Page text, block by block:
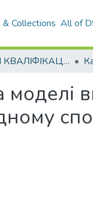
& Collections All of
ВИПУСКНІ КВАЛІФІКАЦІЙНІ РОБОТИ
моделі